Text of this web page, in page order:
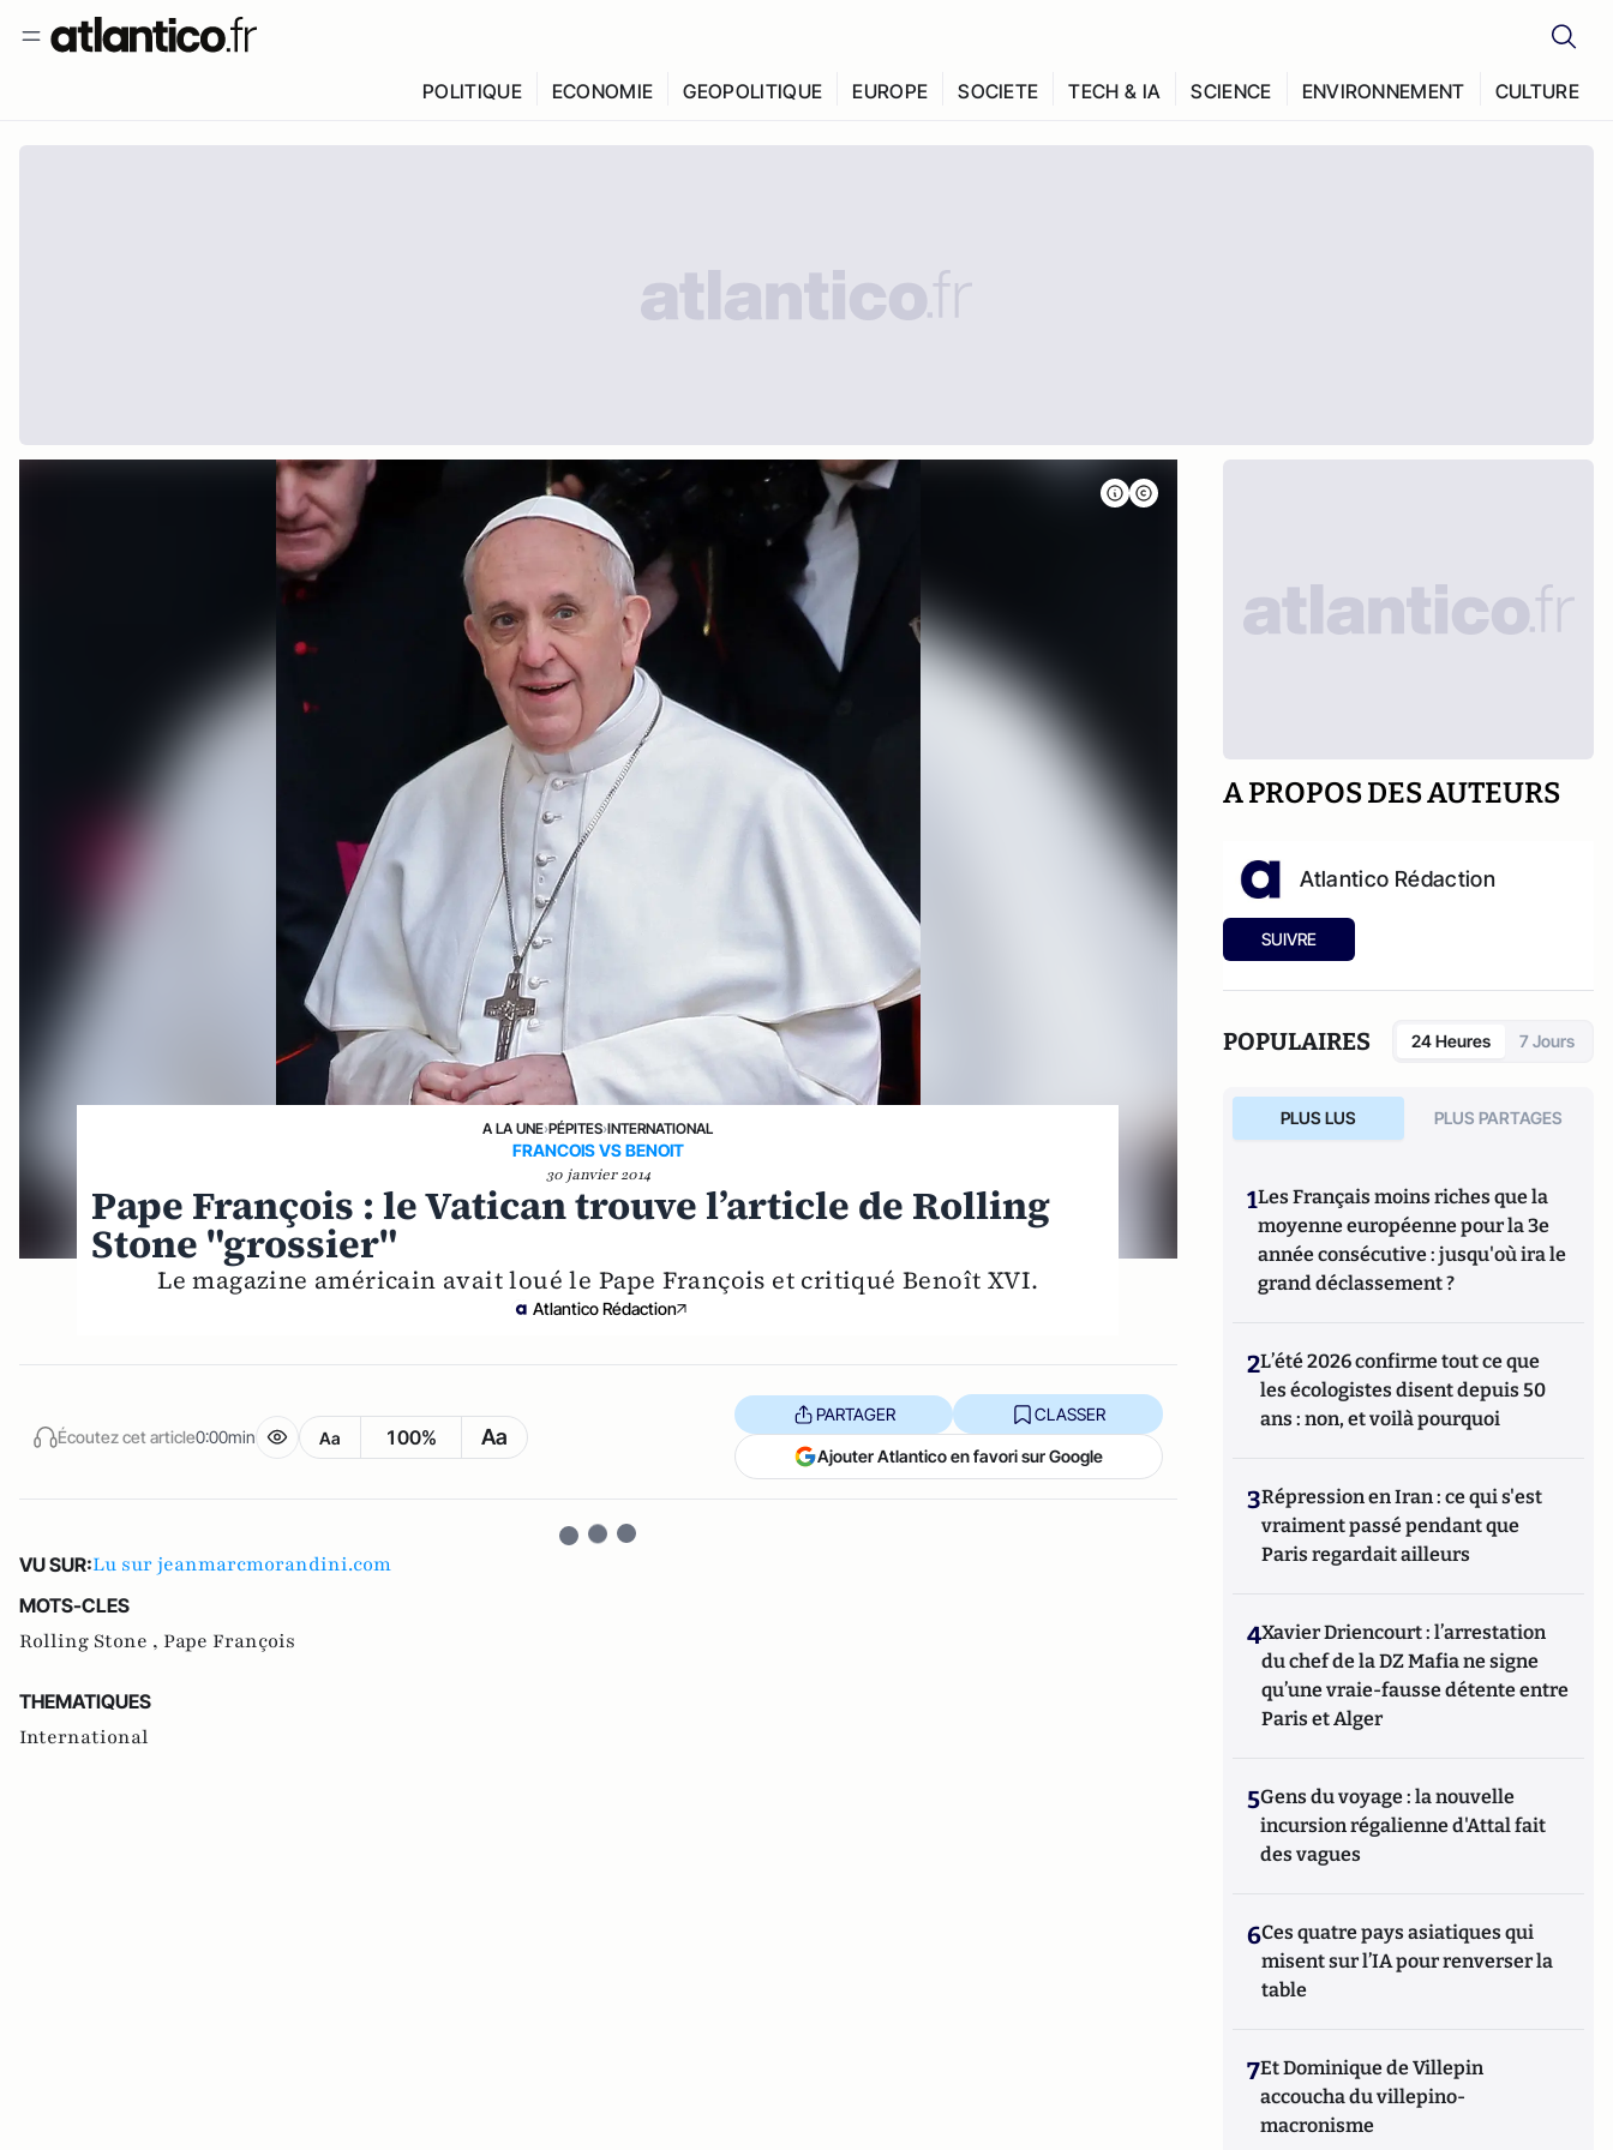
POLITIQUE ECONOMIE GEOPOLITIQUE EUROPE SOCIETE TECH & IA SCIENCE ENVIRONNEMENT CULTURE
A LA UNE›PÉPITES›INTERNATIONAL
FRANCOIS VS BENOIT
30 janvier 2014
Pape François : le Vatican trouve l’article de Rolling
Stone "grossier"
Le magazine américain avait loué le Pape François et critiqué Benoît XVI.
Atlantico Rédaction
Écoutez cet article0:00min Aa 100% Aa
PARTAGER CLASSER
Ajouter Atlantico en favori sur Google
VU SUR:Lu sur jeanmarcmorandini.com
MOTS-CLES
Rolling Stone , Pape François
THEMATIQUES
International
A PROPOS DES AUTEURS
Atlantico Rédaction
SUIVRE
POPULAIRES 24 Heures 7 Jours
PLUS LUS PLUS PARTAGES
1Les Français moins riches que la
moyenne européenne pour la 3e
année consécutive : jusqu'où ira le
grand déclassement ?
2L’été 2026 confirme tout ce que
les écologistes disent depuis 50
ans : non, et voilà pourquoi
3Répression en Iran : ce qui s'est
vraiment passé pendant que
Paris regardait ailleurs
4Xavier Driencourt : l’arrestation
du chef de la DZ Mafia ne signe
qu’une vraie-fausse détente entre
Paris et Alger
5Gens du voyage : la nouvelle
incursion régalienne d'Attal fait
des vagues
6Ces quatre pays asiatiques qui
misent sur l’IA pour renverser la
table
7Et Dominique de Villepin
accoucha du villepino-
macronisme